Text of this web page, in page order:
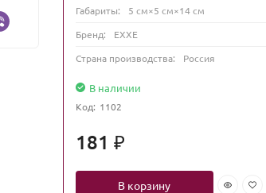
Габариты:
5 см×5 см×14 см
Бренд:
EXXE
Страна производства:
Россия
В наличии
Код: 1102
181 ₽
В корзину